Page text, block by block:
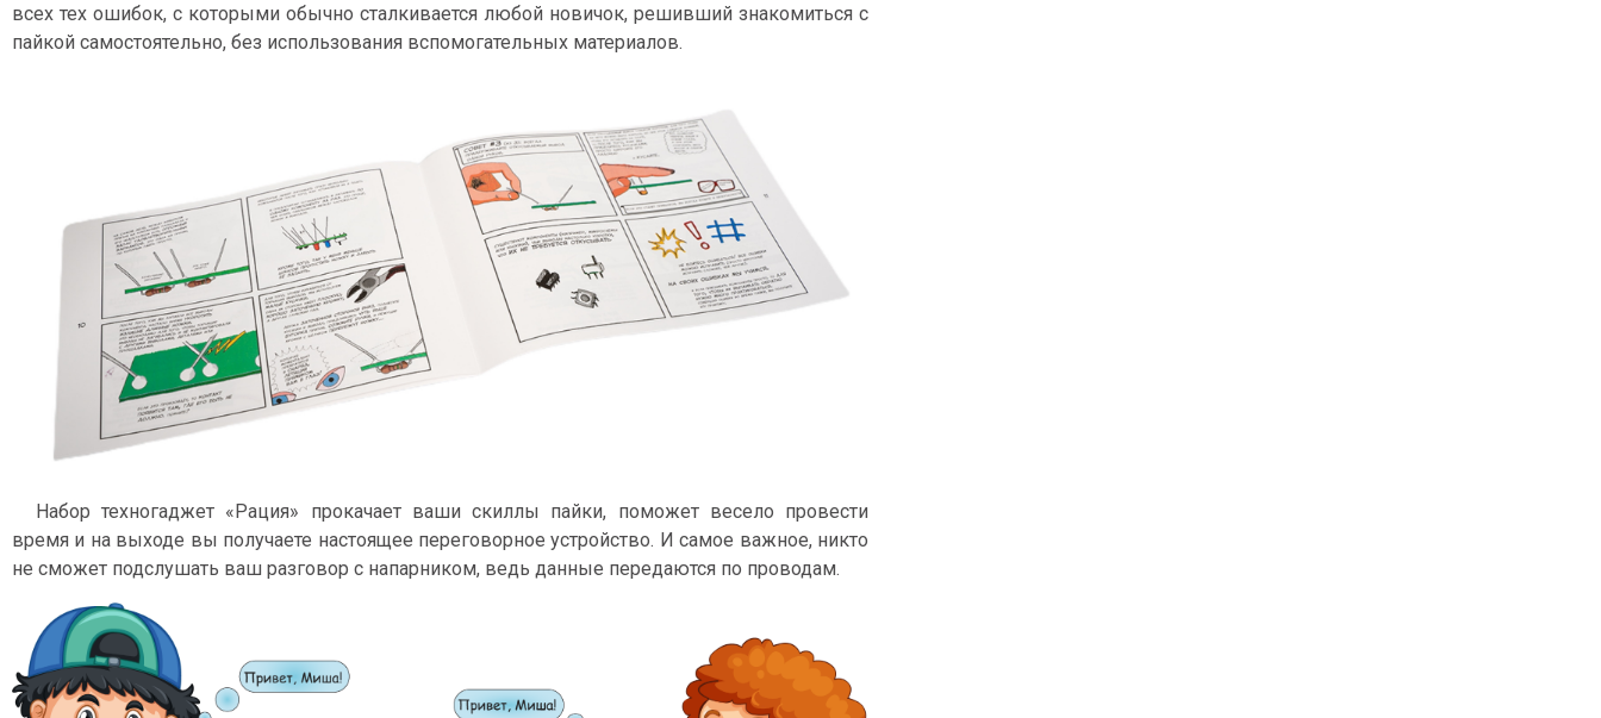
всех тех ошибок, с которыми обычно сталкивается любой новичок, решивший знакомиться с
пайкой самостоятельно, без использования вспомогательных материалов.
Набор техногаджет «Рация» прокачает ваши скиллы пайки, поможет весело провести
время и на выходе вы получаете настоящее переговорное устройство. И самое важное, никто
не сможет подслушать ваш разговор с напарником, ведь данные передаются по проводам.